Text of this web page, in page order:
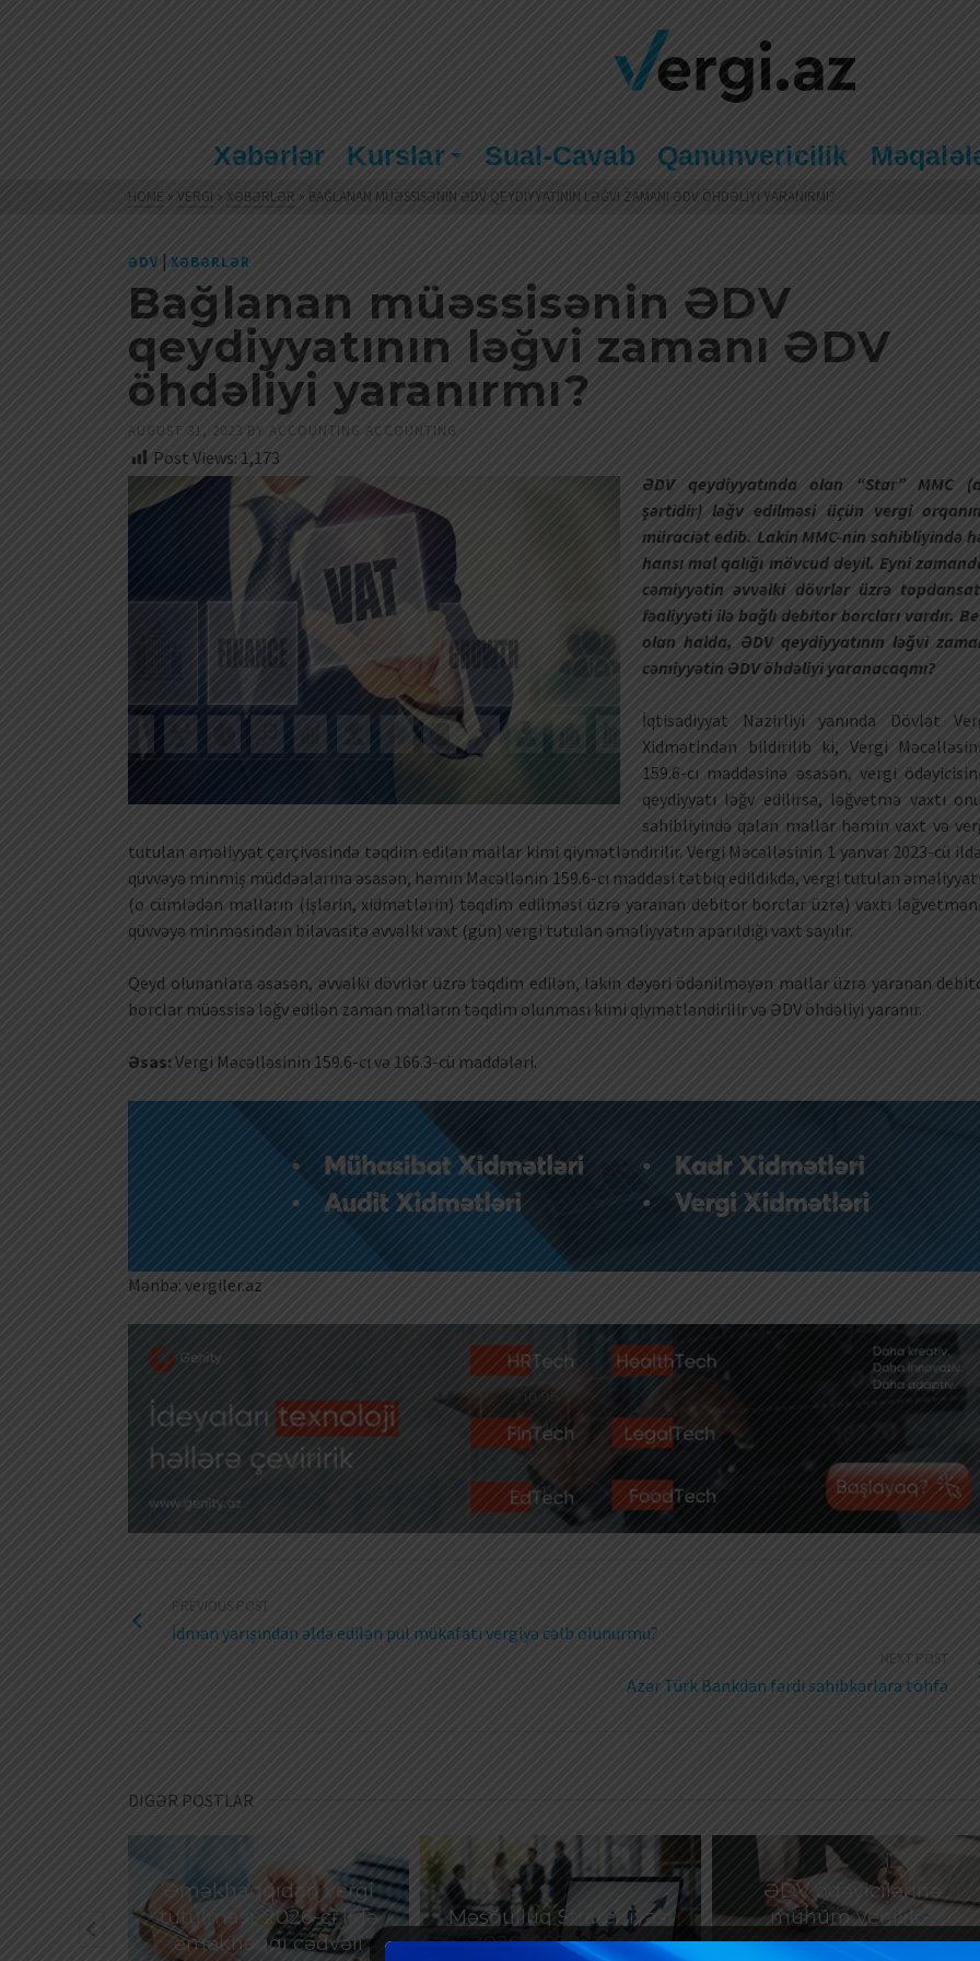
Xəbərlər Kurslar Sual-Cavab Qanunvericilik
HOME » VERGI » XƏBƏRLƏR » BAĞLANAN MÜƏSSISƏNIN ƏDV QEYDIYYATININ LƏĞVI ZAMANI ƏDV ÖHDƏLIYI YARANIRMI?
ƏDV | XƏBƏRLƏR
Bağlanan müəssisənin ƏDV
qeydiyyatının ləğvi zamanı ƏDV
öhdəliyi yaranırmı?
AUGUST 31, 2023 BY ACCOUNTING ACCOUNTING
Post Views: 1,173
ƏDV qeydiyyatında olan “Star” MMC
şərtidir) ləğv edilməsi üçün vergi
müraciət edib. Lakin MMC-nin sahibliyində
hansı mal qalığı mövcud deyil. Eyni
cəmiyyətin əvvəlki dövrlər üzrə
fəaliyyəti ilə bağlı debitor borcları vardır.
olan halda, ƏDV qeydiyyatının ləğvi
cəmiyyətin ƏDV öhdəliyi yaranacaqmı?
İqtisadiyyat Nazirliyi yanında Dövlət
Xidmətindən bildirilib ki, Vergi
159.6-cı maddəsinə əsasən, vergi
qeydiyyatı ləğv edilirsə, ləğvetmə vaxtı
sahibliyində qalan mallar həmin vaxt və
tutulan əməliyyat çərçivəsində təqdim edilən mallar kimi qiymətləndirilir. Vergi Məcəlləsinin 1 yanvar 2023-cü
qüvvəyə minmiş müddəalarına əsasən, həmin Məcəllənin 159.6-cı maddəsi tətbiq edildikdə, vergi tutulan
(o cümlədən malların (işlərin, xidmətlərin) təqdim edilməsi üzrə yaranan debitor borclar üzrə) vaxtı
qüvvəyə minməsindən bilavasitə əvvəlki vaxt (gün) vergi tutulan əməliyyatın aparıldığı vaxt sayılır.
Qeyd olunanlara əsasən, əvvəlki dövrlər üzrə təqdim edilən, lakin dəyəri ödənilməyən mallar üzrə yaranan
borclar müəssisə ləğv edilən zaman malların təqdim olunması kimi qiymətləndirilir və ƏDV öhdəliyi yaranır.
Əsas:Vergi Məcəlləsinin 159.6-cı və 166.3-cü maddələri.
Mənbə: vergiler.az
PREVIOUS POST
İdman yarışından əldə edilən pul mükafatı vergiyə cəlb olunurmu?
NEXT POST
Azər Türk Bankdan fərdi sahibkarlara töhfə
DIGƏR POSTLAR
Əməkhaqqıdan vergi
tutulması: 2026-cı ildə
əməkhaqqı cədvəli
Məşğulluq Strategiyası
2026–2030: Əmək
ƏDV ödəyicilərinə
mühüm yenilik –
Bəyannamələri vergi